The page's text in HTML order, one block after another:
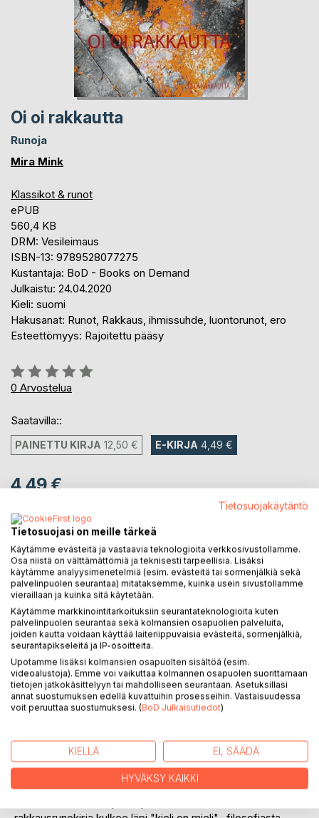
Oi oi rakkautta
Runoja
Mira Mink
Klassikot & runot
ePUB
560,4 KB
DRM: Vesileimaus
ISBN-13: 9789528077275
Kustantaja: BoD - Books on Demand
Julkaistu: 24.04.2020
Kieli: suomi
Hakusanat: Runot, Rakkaus, ihmissuhde, luontorunot, ero
Esteettömyys: Rajoitettu pääsy
Arvostelu::
0%
0 Arvostelua
Saatavilla::
PAINETTU KIRJA 12,50 € E-KIRJA 4,49 €
4,49 €
Heti ladattavissa
LISÄÄ OSTOSKORIIN
Lisää muistilistalle
Arvostele tuote
Mira Mink ja hänen toinen runokokoelmansa "Oi oi
rakkautta" on kuvausta rakkaudesta, ihmissuhteista ja
Tietosuojakäytäntö
Tietosuojasi on meille tärkeä
Käytämme evästeitä ja vastaavia teknologioita verkkosivustollamme.
Osa niistä on välttämättömiä ja teknisesti tarpeellisia. Lisäksi
käytämme analyysimenetelmiä (esim. evästeitä tai sormenjälkiä sekä
palvelinpuolen seurantaa) mitataksemme, kuinka usein sivustollamme
vieraillaan ja kuinka sitä käytetään.
Käytämme markkinointitarkoituksiin seurantateknologioita kuten
palvelinpuolen seurantaa sekä kolmansien osapuolien palveluita,
joiden kautta voidaan käyttää laiteriippuvaisia evästeitä, sormenjälkiä,
seurantapikseleitä ja IP-osoitteita.
Upotamme lisäksi kolmansien osapuolten sisältöä (esim.
videoalustoja). Emme voi vaikuttaa kolmannen osapuolen suorittamaan
tietojen jatkokäsittelyyn tai mahdolliseen seurantaan. Asetuksillasi
annat suostumuksen edellä kuvattuihin prosesseihin. Vastaisuudessa
voit peruuttaa suostumuksesi. (BoD Julkaisutiedot)
KIELLÄ EI, SÄÄDÄ
HYVÄKSY KAIKKI